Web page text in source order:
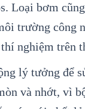
Loại bơm
trường công
nghiệm trên
lý tưởng để
và nhớt, vì